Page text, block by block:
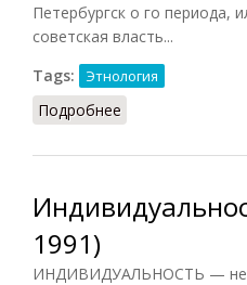
Петербургск о го периода,
советская власть...
Tags:
Этнология
Подробнее
1991)
ИНДИВИДУАЛЬНОСТЬ —